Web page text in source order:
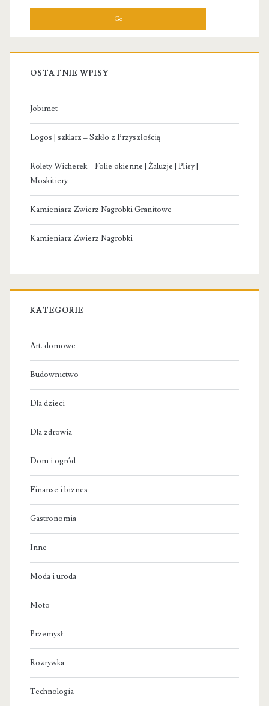
OSTATNIE WPISY
Jobimet
Logos | szklarz – Szkło z Przyszłością
Rolety Wicherek – Folie okienne | Żaluzje | Plisy |
Moskitiery
Kamieniarz Zwierz Nagrobki Granitowe
Kamieniarz Zwierz Nagrobki
KATEGORIE
Art. domowe
Budownictwo
Dla dzieci
Dla zdrowia
Dom i ogród
Finanse i biznes
Gastronomia
Inne
Moda i uroda
Moto
Przemysł
Rozrywka
Technologia